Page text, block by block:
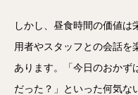
しかし、昼食時間の価値は
用者やスタッフとの会話を
あります。「今日のおかず
だった？」といった何気な